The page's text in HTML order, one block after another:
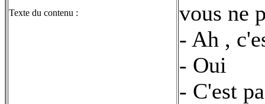
Texte du contenu :
vous ne
- Ah ,
- Oui
- C'est